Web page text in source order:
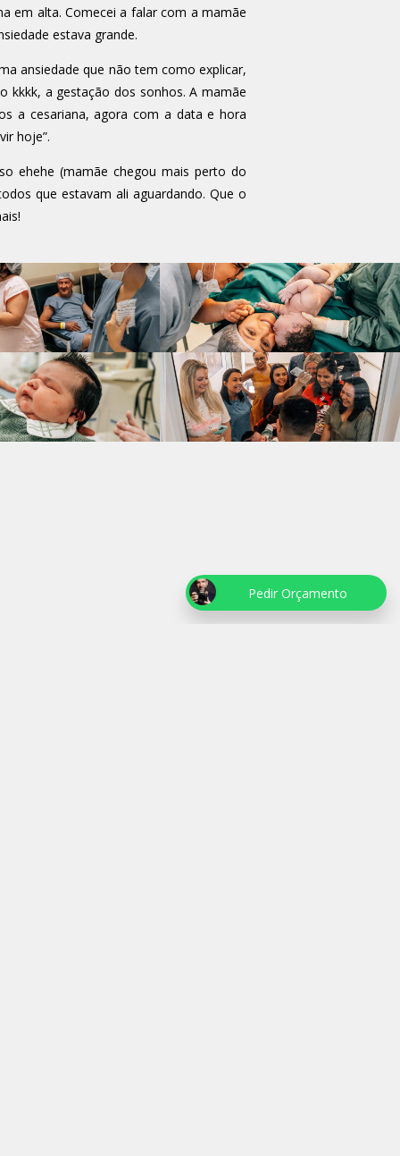
em alta. Comecei a falar com a mamãe
estava grande.
ansiedade que não tem como explicar,
kkkk, a gestação dos sonhos. A mamãe
a cesariana, agora com a data e hora
hoje”.
ehehe (mamãe chegou mais perto do
que estavam ali aguardando. Que o
Pedir Orçamento